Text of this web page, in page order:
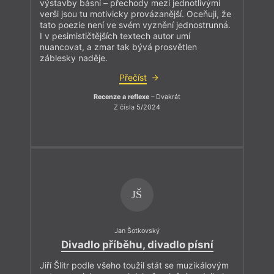
nepřipomínaly.“
Milé čtenářky, milí čtenáři, přeji vám strakaté čtení!
výstavby básní – přechody mezi jednotlivými
verši jsou tu motivicky provázanější. Oceňuji, že
tato poezie není ve svém vyznění jednostrunná.
I v pesimističtějších textech autor umí
nuancovat, a zmar tak bývá prosvětlen
záblesky naděje.
Přečíst
Recenze a reflexe – Dvakrát
Z čísla 5/2024
JŠ
Jan Šotkovský
Divadlo příběhu, divadlo písní
Jiří Šlitr podle všeho toužil stát se muzikálovým